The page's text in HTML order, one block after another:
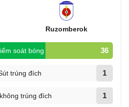
Ruzomberok
soát bóng 36
trúng đích 1
trúng đích 1